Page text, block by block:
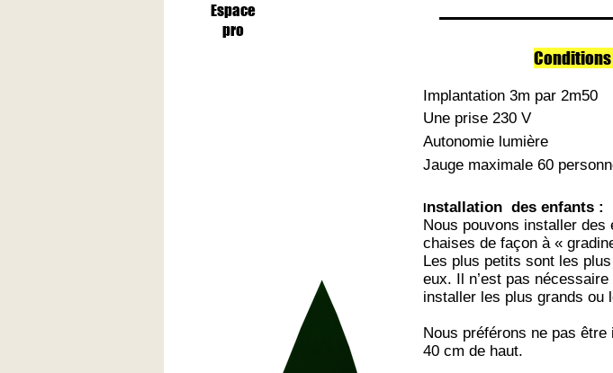
Espace
pro
Implantation 3m par 2m50
Une prise 230 V
Autonomie lumière
Jauge maximale 60
nstallation des enfants :
Nous pouvons installer des
chaises de façon à «
Les plus petits sont les
eux. Il n’est pas
installer les plus grands ou
Nous préférons ne pas
40 cm de haut.